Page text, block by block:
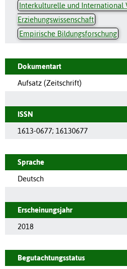
Interkulturelle und International
Erziehungswissenschaft
Empirische Bildungsforschung
Dokumentart
Aufsatz (Zeitschrift)
ISSN
1613-0677; 16130677
Sprache
Deutsch
Erscheinungsjahr
2018
Begutachtungsstatus